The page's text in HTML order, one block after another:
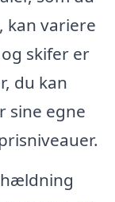
variere
skifer er
du kan
sine egne